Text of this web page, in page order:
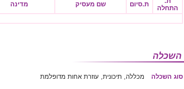
התחלה
ת.סיום שם מעסיק מדינה
השכלה
סוג השכלה מכללה, תיכונית, עוזרת אחות מדופלמת